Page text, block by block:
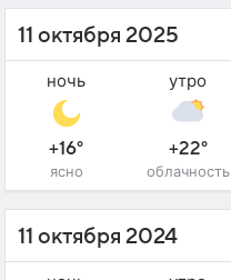
11 октября 2025
ночь
+16°
ясно
утро
+22°
облачность
11 октября 2024